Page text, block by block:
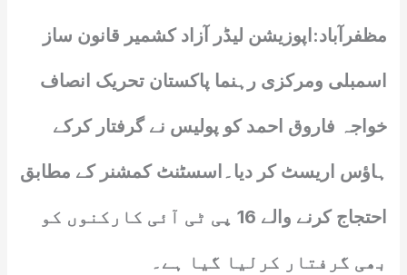
مظفرآباد:اپوزیشن لیڈر آزاد کشمیر قانون ساز
اسمبلی ومرکزی رہنما پاکستان تحریک انصاف
خواجہ فاروق احمد کو پولیس نے گرفتار کرکے
ہاؤس اریسٹ کر دیا۔اسسٹنٹ کمشنر کے مطابق
احتجاج کرنے والے 16 پی ٹی آئی کارکنوں کو
بھی گرفتار کرلیا گیا ہے۔